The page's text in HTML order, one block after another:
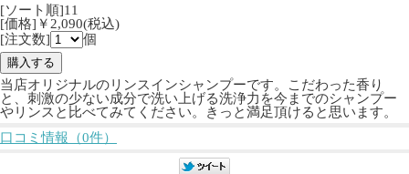
[ソート順]11
[価格]￥2,090(税込)
[注文数]
個
当店オリジナルのリンスインシャンプーです。こだわった香り
と、刺激の少ない成分で洗い上げる洗浄力を今までのシャンプー
やリンスと比べてみてください。きっと満足頂けると思います。
口コミ情報（0件）